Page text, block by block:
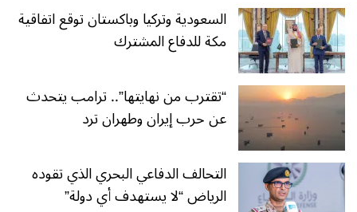
السعودية وتركيا وباكستان توقع اتفاقية
مكة للدفاع المشترك
“تقترب من نهايتها”.. ترامب يتحدث
عن حرب إيران وطهران ترد
التحالف الدفاعي البحري الذي تقوده
الرياض “لا يستهدف أي دولة”